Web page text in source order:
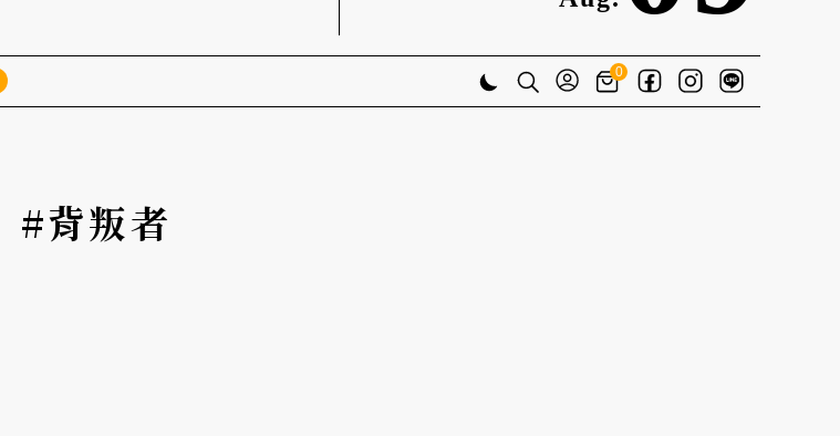
0
#背叛者